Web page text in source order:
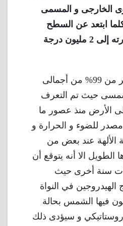
الخارجى و المسمى
ابتعد عن السطح
حيث تصل درجة حرارته إلى 2 مليون درجة
و تشكل الشمس أكثر من 99% من أجمالى
حيث تم التعرف
الأرض منذ عصور ما
مصدر للضوء و الحرارة و
الألهة عند بعض من
الطويل الا أنه يتوقع أن
سنة أخرى حيث
الهيدروجين في النواة
فيها الشمس بحالة
و سيؤدى ذلك